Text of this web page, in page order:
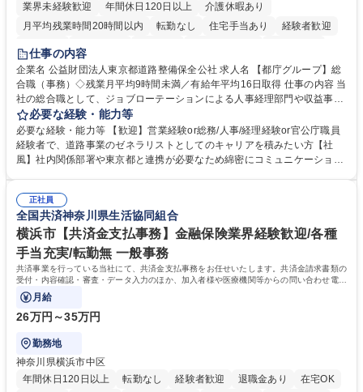
業界未経験歓迎
年間休日120日以上
介護休暇あり
月平均残業時間20時間以内
転勤なし 住宅手当あり
経験者歓迎
研修あり
退職金あり
駅近5分以内
資格取得手当あり 食事補助あり
仕事の内容
企業名 公益財団法人東京都道路整備保全公社 求人名 【都庁グループ】総
合職（事務）◇残業月平均9時間未満／有給年平均16日取得 仕事の内容 当
社の総合職として、ジョブローテーションによる人事経理部門や収益事業
等のフロント部門の部署等幅広い部署での業務をお任せいたします。研修
制度やキャリア支援が充実しております！ ※下記業務詳細 【業務詳細】■
管理部門：広報、人事、経理など当公社の運営に係る管理業務 ■収益部
門：駐車場の新規開拓、管理運営、新宿駅西口広場の「イベントコーナ
道路施設や道路工事現場の見学ツアー事業 ※入社後は上記いずれかの部門
へ配属。※業務内容変更の範囲：会社の定める業務 募集職種 【都庁グル
ープ】総合職（事務）◇残業月平均9時間未満／有給年平均16日取得
必要な経験・能力等
必要な経験・能力等 【歓迎】営業経験or総務/人事/経理経験or官公庁職員
経験者で、道路事業のゼネラリストとしてのキャリアを積みたい方【社
風】社内関係部署や東京都と連携が必要なため綿密にコミュニケーション
部門など多岐に渡る業務を経験できます。 ■様々なプロジェクト：駐車場
事業の他、新宿駅西口広場内に設置された照明を兼ねた広告「ブライトサ
イン」の管理運営を行うなど、事業収益を生み出す活動を積極的に行って
います。 学歴・資格 学歴：大学院 大学 高専 短大 専修学校 高校 語学力：
資格：
正社員
全国共済神奈川県生活協同組合
横浜市【共済金支払事務】金融保険業界経験歓迎/各種
手当充実/転勤無 一般事務
共済事業を行っている当社にて、共済金支払事務をお任せいたします。共済金請求書類の
受付・内容確認・審査・データ入力のほか、加入者様や医療機関等からの問い合わせ電話
対応や書類発送等を担当します。
月給
26万円～35万円
勤務地
神奈川県横浜市中区
年間休日120日以上
転勤なし 経験者歓迎 退職金あり
在宅OK